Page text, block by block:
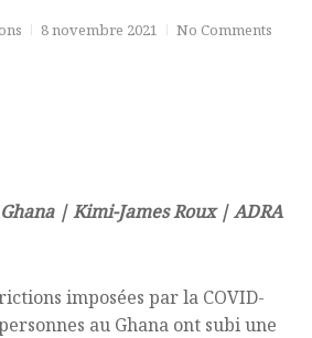
8 novembre 2021 No Comments
| Kimi-James Roux | ADRA
imposées par la COVID-
au Ghana ont subi une